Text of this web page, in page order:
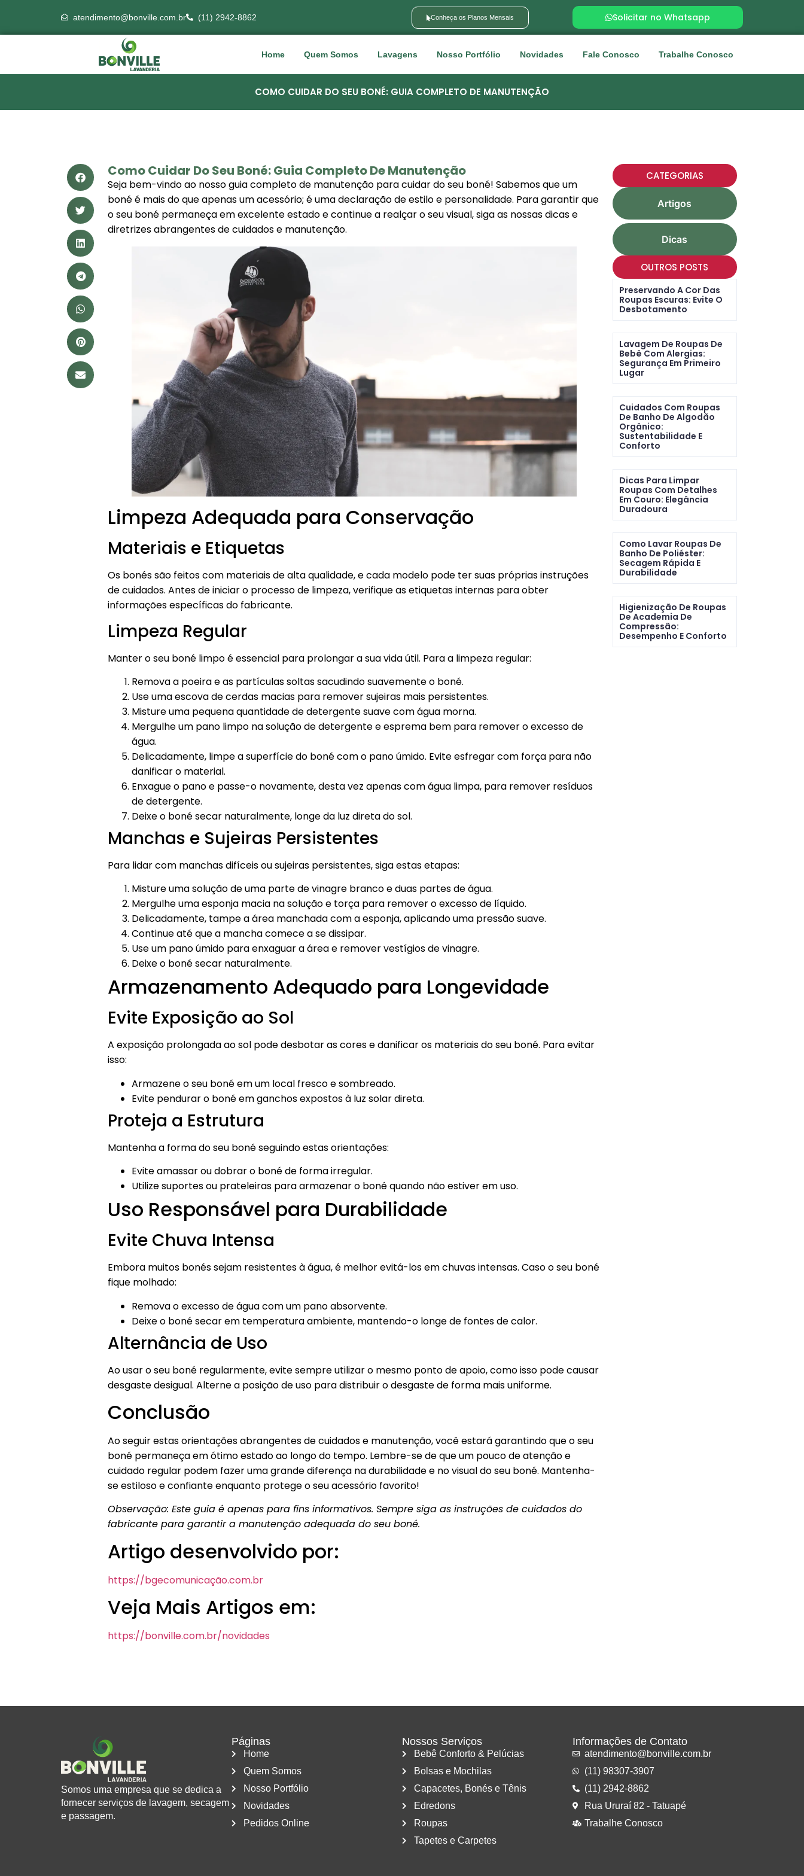
atendimento@bonville.com.br (11) 2942-8862 Conheça os Planos Mensais Solicitar no Whatsapp
Home Quem Somos Lavagens Nosso Portfólio Novidades Fale Conosco Trabalhe Conosco
COMO CUIDAR DO SEU BONÉ: GUIA COMPLETO DE MANUTENÇÃO
Como Cuidar Do Seu Boné: Guia Completo De Manutenção
Seja bem-vindo ao nosso guia completo de manutenção para cuidar do seu boné! Sabemos que um
boné é mais do que apenas um acessório; é uma declaração de estilo e personalidade. Para garantir que
o seu boné permaneça em excelente estado e continue a realçar o seu visual, siga as nossas dicas e
diretrizes abrangentes de cuidados e manutenção.
Limpeza Adequada para Conservação
Materiais e Etiquetas
Os bonés são feitos com materiais de alta qualidade, e cada modelo pode ter suas próprias instruções
de cuidados. Antes de iniciar o processo de limpeza, verifique as etiquetas internas para obter
informações específicas do fabricante.
Limpeza Regular
Manter o seu boné limpo é essencial para prolongar a sua vida útil. Para a limpeza regular:
Remova a poeira e as partículas soltas sacudindo suavemente o boné.
Use uma escova de cerdas macias para remover sujeiras mais persistentes.
Misture uma pequena quantidade de detergente suave com água morna.
Mergulhe um pano limpo na solução de detergente e esprema bem para remover o excesso de
água.
Delicadamente, limpe a superfície do boné com o pano úmido. Evite esfregar com força para não
danificar o material.
Enxague o pano e passe-o novamente, desta vez apenas com água limpa, para remover resíduos
de detergente.
Deixe o boné secar naturalmente, longe da luz direta do sol.
Manchas e Sujeiras Persistentes
Para lidar com manchas difíceis ou sujeiras persistentes, siga estas etapas:
Misture uma solução de uma parte de vinagre branco e duas partes de água.
Mergulhe uma esponja macia na solução e torça para remover o excesso de líquido.
Delicadamente, tampe a área manchada com a esponja, aplicando uma pressão suave.
Continue até que a mancha comece a se dissipar.
Use um pano úmido para enxaguar a área e remover vestígios de vinagre.
Deixe o boné secar naturalmente.
Armazenamento Adequado para Longevidade
Evite Exposição ao Sol
A exposição prolongada ao sol pode desbotar as cores e danificar os materiais do seu boné. Para evitar
isso:
Armazene o seu boné em um local fresco e sombreado.
Evite pendurar o boné em ganchos expostos à luz solar direta.
Proteja a Estrutura
Mantenha a forma do seu boné seguindo estas orientações:
Evite amassar ou dobrar o boné de forma irregular.
Utilize suportes ou prateleiras para armazenar o boné quando não estiver em uso.
Uso Responsável para Durabilidade
Evite Chuva Intensa
Embora muitos bonés sejam resistentes à água, é melhor evitá-los em chuvas intensas. Caso o seu boné
fique molhado:
Remova o excesso de água com um pano absorvente.
Deixe o boné secar em temperatura ambiente, mantendo-o longe de fontes de calor.
Alternância de Uso
Ao usar o seu boné regularmente, evite sempre utilizar o mesmo ponto de apoio, como isso pode causar
desgaste desigual. Alterne a posição de uso para distribuir o desgaste de forma mais uniforme.
Conclusão
Ao seguir estas orientações abrangentes de cuidados e manutenção, você estará garantindo que o seu
boné permaneça em ótimo estado ao longo do tempo. Lembre-se de que um pouco de atenção e
cuidado regular podem fazer uma grande diferença na durabilidade e no visual do seu boné. Mantenha-
se estiloso e confiante enquanto protege o seu acessório favorito!
Observação: Este guia é apenas para fins informativos. Sempre siga as instruções de cuidados do
fabricante para garantir a manutenção adequada do seu boné.
Artigo desenvolvido por:
https://bgecomunicação.com.br
Veja Mais Artigos em:
https://bonville.com.br/novidades
CATEGORIAS
Artigos
Dicas
OUTROS POSTS
Preservando A Cor Das
Roupas Escuras: Evite O
Desbotamento
Lavagem De Roupas De
Bebê Com Alergias:
Segurança Em Primeiro
Lugar
Cuidados Com Roupas
De Banho De Algodão
Orgânico:
Sustentabilidade E
Conforto
Dicas Para Limpar
Roupas Com Detalhes
Em Couro: Elegância
Duradoura
Como Lavar Roupas De
Banho De Poliéster:
Secagem Rápida E
Durabilidade
Higienização De Roupas
De Academia De
Compressão:
Desempenho E Conforto
Somos uma empresa que se dedica a
fornecer serviços de lavagem, secagem
e passagem.
Páginas
Home
Quem Somos
Nosso Portfólio
Novidades
Pedidos Online
Nossos Serviços
Bebê Conforto & Pelúcias
Bolsas e Mochilas
Capacetes, Bonés e Tênis
Edredons
Roupas
Tapetes e Carpetes
Informações de Contato
atendimento@bonville.com.br
(11) 98307-3907
(11) 2942-8862
Rua Ururaí 82 - Tatuapé
Trabalhe Conosco